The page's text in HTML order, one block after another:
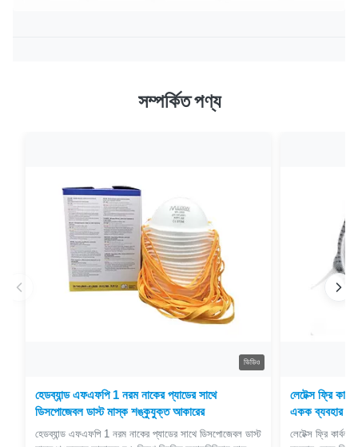
সম্পর্কিত পণ্য
ভিডিও
হেডব্যান্ড এফএফপি 1 নরম নাকের প্যাডের সাথে
ডিসপোজেবল ডাস্ট মাস্ক শঙ্কুযুক্ত আকারের
হেডব্যান্ড এফএফপি 1 নরম নাকের প্যাডের সাথে ডিসপোজেবল ডাস্ট
লেটেক্স ফ্রি
একক ব্যবহার
লেটেক্স ফ্রি কার্বন